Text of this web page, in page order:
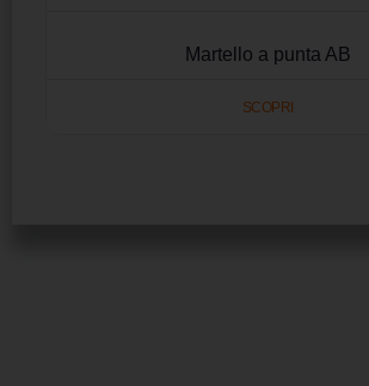
Martello a punta AB
SCOPRI